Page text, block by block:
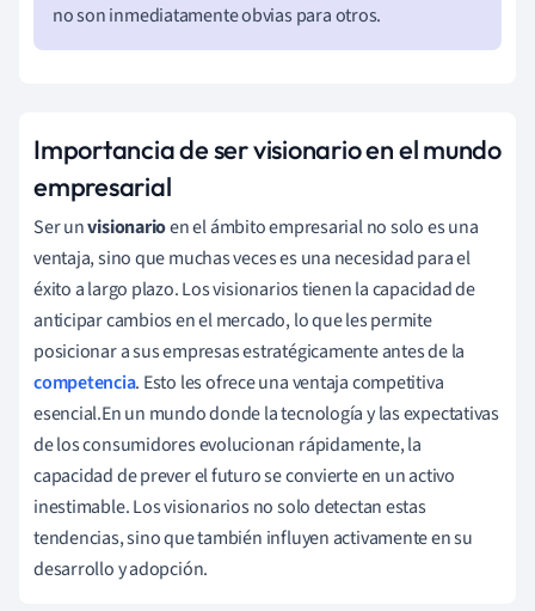
no son inmediatamente obvias para otros.
Importancia de ser visionario en el mundo
empresarial
Ser unvisionarioen el ámbito empresarial no solo es una
ventaja, sino que muchas veces es una necesidad para el
éxito a largo plazo. Los visionarios tienen la capacidad de
anticipar cambios en el mercado, lo que les permite
posicionar a sus empresas estratégicamente antes de la
competencia. Esto les ofrece una ventaja competitiva
esencial.En un mundo donde la tecnología y las expectativas
de los consumidores evolucionan rápidamente, la
capacidad de prever el futuro se convierte en un activo
inestimable. Los visionarios no solo detectan estas
tendencias, sino que también influyen activamente en su
desarrollo y adopción.